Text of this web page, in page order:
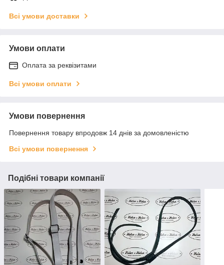
Всі умови доставки
Умови оплати
Оплата за реквізитами
Всі умови оплати
Умови повернення
Повернення товару впродовж 14 днів за домовленістю
Всі умови повернення
Подібні товари компанії